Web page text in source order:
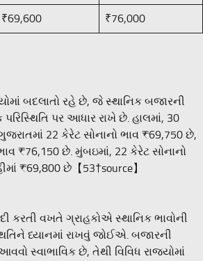
₹69,600 ₹76,000
બદલાતો રહે છે, જે સ્થાનિક બજારની
પર આધાર રાખે છે. હાલમાં, 30
22 કેરેટ સોનાનો ભાવ ₹69,750 છે,
₹76,150 છે. મુંબઇમાં, 22 કેરેટ સોનાનો
₹69,800 છે【53†source】
કરતી વખતે ગ્રાહકોએ સ્થાનિક ભાવોની
ધ્યાનમાં રાખવું જોઈએ. બજારની
સ્વાભાવિક છે, તેથી વિવિધ રાજ્યોમાં